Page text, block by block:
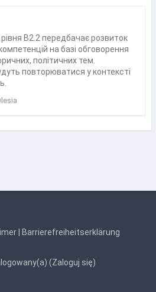
В2.2 передбачає розвиток
на базі обговорення
політичних тем.
повторюватися у контексті
Barrierefreiheitserklärung
(Zaloguj się)